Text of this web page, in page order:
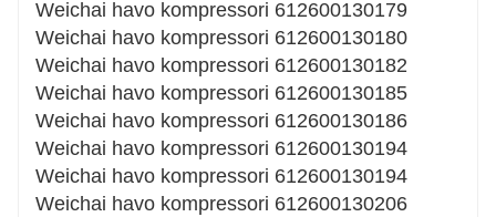
Weichai havo kompressori 612600130179
Weichai havo kompressori 612600130180
Weichai havo kompressori 612600130182
Weichai havo kompressori 612600130185
Weichai havo kompressori 612600130186
Weichai havo kompressori 612600130194
Weichai havo kompressori 612600130194
Weichai havo kompressori 612600130206